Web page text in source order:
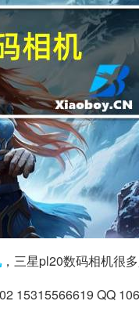
，三星pl20数码相机很
15315566619 QQ